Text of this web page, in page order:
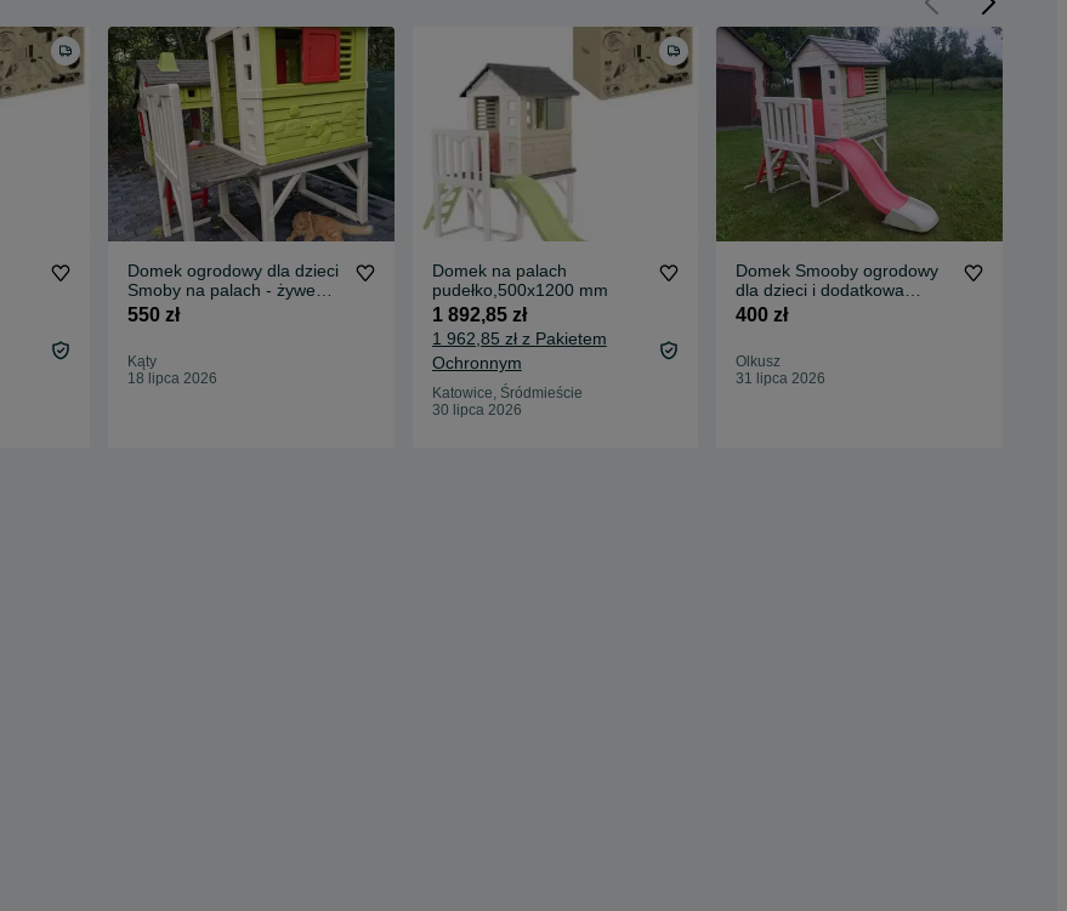
Domek ogrodowy dla dzieci
Smoby na palach - żywe
kolory
550 zł
Kąty
18 lipca 2026
Domek na palach
pudełko,500x1200 mm
1 892,85 zł
1 962,85 zł z Pakietem
Ochronnym
Katowice, Śródmieście
30 lipca 2026
Domek Smooby ogrodowy
dla dzieci i dodatkowa
zjeżdzalnia gratis
400 zł
Olkusz
31 lipca 2026